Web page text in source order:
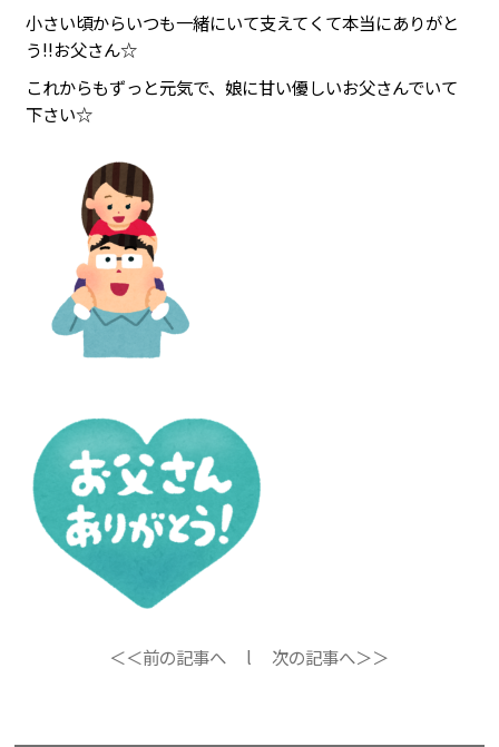
小さい頃からいつも一緒にいて支えてくて本当にありがと
う!!お父さん☆
これからもずっと元気で、娘に甘い優しいお父さんでいて
下さい☆
＜＜前の記事へ l 次の記事へ＞＞